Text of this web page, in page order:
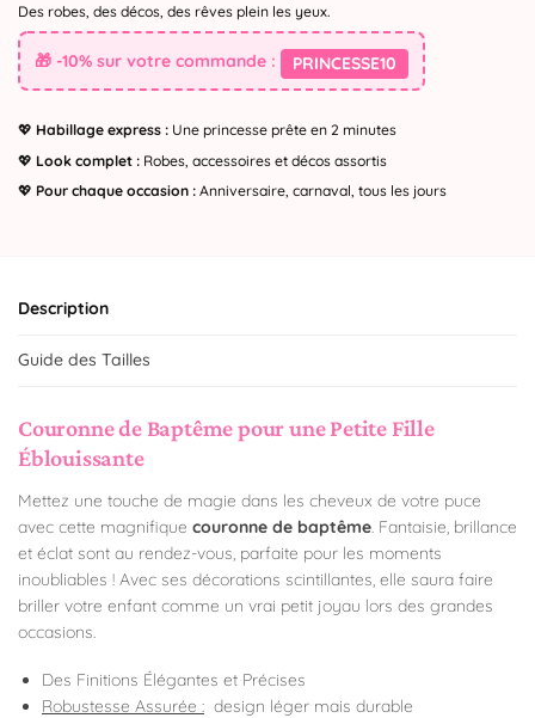
Des robes, des décos, des rêves plein les yeux.
🎁 -10% sur votre commande : PRINCESSE10
💖 Habillage express : Une princesse prête en 2 minutes
💖 Look complet : Robes, accessoires et décos assortis
💖 Pour chaque occasion : Anniversaire, carnaval, tous les jours
Description
Guide des Tailles
Couronne de Baptême pour une Petite Fille
Éblouissante
Mettez une touche de magie dans les cheveux de votre puce
avec cette magnifique couronne de baptême . Fantaisie, brillance
et éclat sont au rendez-vous, parfaite pour les moments
inoubliables ! Avec ses décorations scintillantes, elle saura faire
briller votre enfant comme un vrai petit joyau lors des grandes
occasions.
Des Finitions Élégantes et Précises
Robustesse Assurée : design léger mais durable